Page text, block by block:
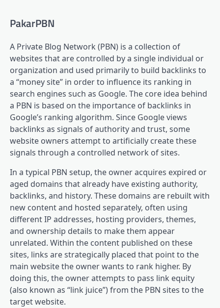
PakarPBN
A Private Blog Network (PBN) is a collection of
websites that are controlled by a single individual or
organization and used primarily to build backlinks to
a “money site” in order to influence its ranking in
search engines such as Google. The core idea behind
a PBN is based on the importance of backlinks in
Google’s ranking algorithm. Since Google views
backlinks as signals of authority and trust, some
website owners attempt to artificially create these
signals through a controlled network of sites.
In a typical PBN setup, the owner acquires expired or
aged domains that already have existing authority,
backlinks, and history. These domains are rebuilt with
new content and hosted separately, often using
different IP addresses, hosting providers, themes,
and ownership details to make them appear
unrelated. Within the content published on these
sites, links are strategically placed that point to the
main website the owner wants to rank higher. By
doing this, the owner attempts to pass link equity
(also known as “link juice”) from the PBN sites to the
target website.